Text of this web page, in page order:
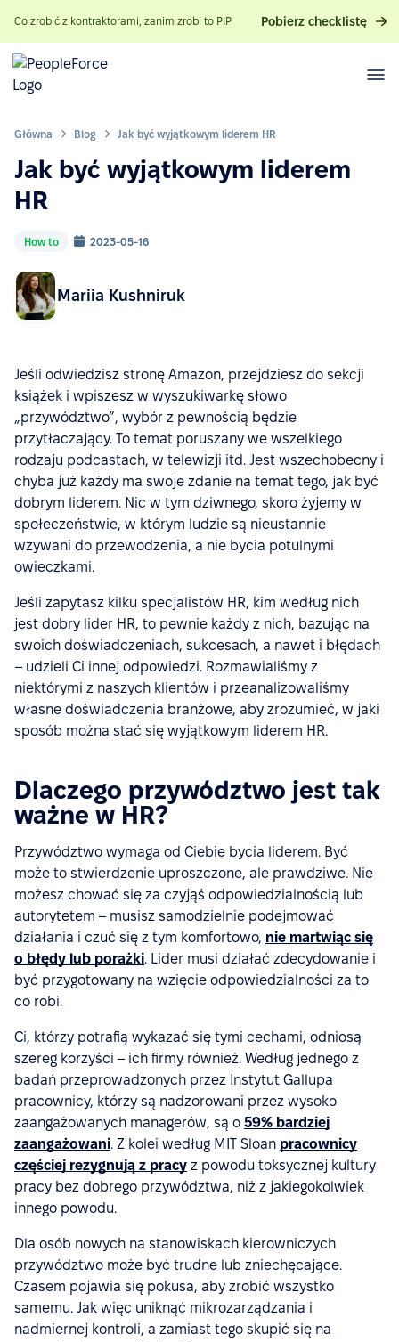
Co zrobić z kontraktorami, zanim zrobi to PIP Pobierz checklistę
Główna Blog Jak być wyjątkowym liderem HR
Jak być wyjątkowym liderem
HR
How to 2023-05-16
Mariia Kushniruk
Jeśli odwiedzisz stronę Amazon, przejdziesz do sekcji
książek i wpiszesz w wyszukiwarkę słowo
„przywództwo”, wybór z pewnością będzie
przytłaczający. To temat poruszany we wszelkiego
rodzaju podcastach, w telewizji itd. Jest wszechobecny i
chyba już każdy ma swoje zdanie na temat tego, jak być
dobrym liderem. Nic w tym dziwnego, skoro żyjemy w
społeczeństwie, w którym ludzie są nieustannie
wzywani do przewodzenia, a nie bycia potulnymi
owieczkami.
Jeśli zapytasz kilku specjalistów HR, kim według nich
jest dobry lider HR, to pewnie każdy z nich, bazując na
swoich doświadczeniach, sukcesach, a nawet i błędach
– udzieli Ci innej odpowiedzi. Rozmawialiśmy z
niektórymi z naszych klientów i przeanalizowaliśmy
własne doświadczenia branżowe, aby zrozumieć, w jaki
sposób można stać się wyjątkowym liderem HR.
Dlaczego przywództwo jest tak
ważne w HR?
Przywództwo wymaga od Ciebie bycia liderem. Być
może to stwierdzenie uproszczone, ale prawdziwe. Nie
możesz chować się za czyjąś odpowiedzialnością lub
autorytetem – musisz samodzielnie podejmować
działania i czuć się z tym komfortowo, nie martwiąc się
o błędy lub porażki. Lider musi działać zdecydowanie i
być przygotowany na wzięcie odpowiedzialności za to
co robi.
Ci, którzy potrafią wykazać się tymi cechami, odniosą
szereg korzyści – ich firmy również. Według jednego z
badań przeprowadzonych przez Instytut Gallupa
pracownicy, którzy są nadzorowani przez wysoko
zaangażowanych managerów, są o 59% bardziej
zaangażowani. Z kolei według MIT Sloan pracownicy
częściej rezygnują z pracy z powodu toksycznej kultury
pracy bez dobrego przywództwa, niż z jakiegokolwiek
innego powodu.
Dla osób nowych na stanowiskach kierowniczych
przywództwo może być trudne lub zniechęcające.
Czasem pojawia się pokusa, aby zrobić wszystko
samemu. Jak więc uniknąć mikrozarządzania i
nadmiernej kontroli, a zamiast tego skupić się na